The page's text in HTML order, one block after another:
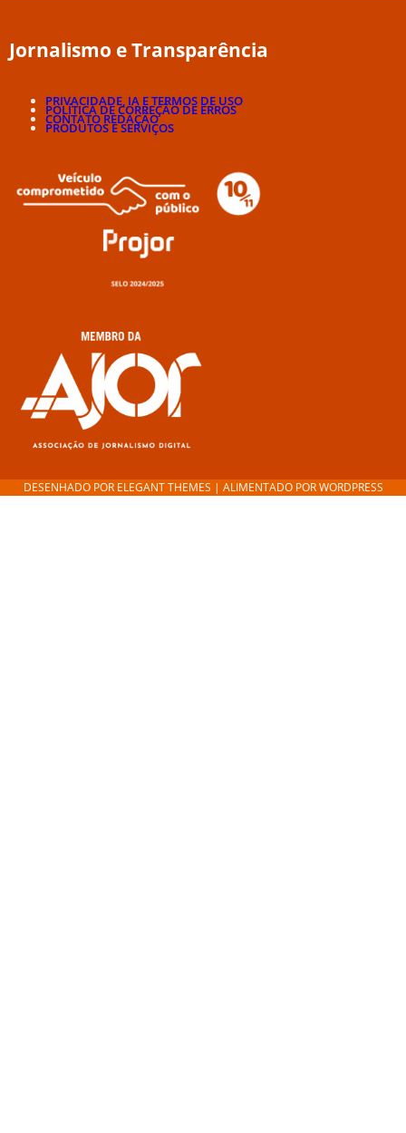
Jornalismo e Transparência
PRIVACIDADE, IA E TERMOS DE USO
POLÍTICA DE CORREÇÃO DE ERROS
CONTATO REDAÇÃO
PRODUTOS E SERVIÇOS
DESENHADO POR ELEGANT THEMES | ALIMENTADO PORWORDPRESS